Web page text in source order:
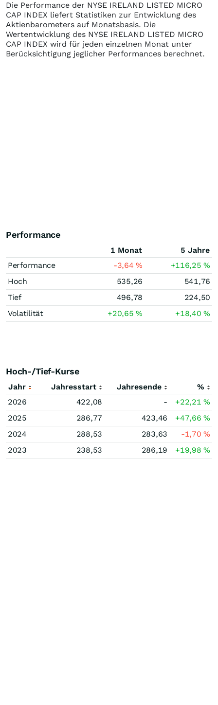
Die Performance der NYSE IRELAND LISTED MICRO
CAP INDEX liefert Statistiken zur Entwicklung des
Aktienbarometers auf Monatsbasis. Die
Wertentwicklung des NYSE IRELAND LISTED MICRO
CAP INDEX wird für jeden einzelnen Monat unter
Berücksichtigung jeglicher Performances berechnet.
Performance
1 Monat
5 Jahre
Performance
-3,64% +116,25%
Hoch
535,26
541,76
Tief
496,78
224,50
Volatilität
+20,65% +18,40%
Hoch-/Tief-Kurse
Jahr Jahresstart Jahresende
%
2026
422,08 - +22,21%
2025
286,77 423,46 +47,66%
2024
288,53 283,63 -1,70%
2023
238,53 286,19 +19,98%